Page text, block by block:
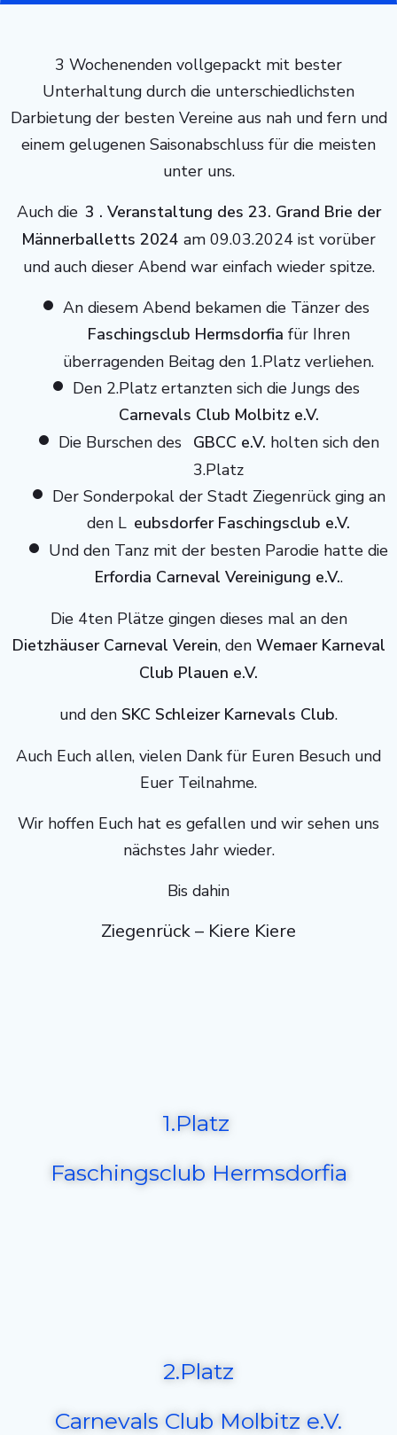
3 Wochenenden vollgepackt mit bester
Unterhaltung durch die unterschiedlichsten
Darbietung der besten Vereine aus nah und fern und
einem gelugenen Saisonabschluss für die meisten
unter uns.
Auch die 3 . Veranstaltung des 23. Grand Brie der
Männerballetts 2024 am 09.03.2024 ist vorüber
und auch dieser Abend war einfach wieder spitze.
An diesem Abend bekamen die Tänzer des
Faschingsclub Hermsdorfia für Ihren
überragenden Beitag den 1.Platz verliehen.
Den 2.Platz ertanzten sich die Jungs des
Carnevals Club Molbitz e.V.
Die Burschen des
GBCC e.V. holten sich den
3.Platz
Der Sonderpokal der Stadt Ziegenrück ging an
den L eubsdorfer Faschingsclub e.V.
Und den Tanz mit der besten Parodie hatte die
Erfordia Carneval Vereinigung e.V..
Die 4ten Plätze gingen dieses mal an den
Dietzhäuser Carneval Verein, den Wemaer Karneval
Club Plauen e.V.
und den SKC Schleizer Karnevals Club.
Auch Euch allen, vielen Dank für Euren Besuch und
Euer Teilnahme.
Wir hoffen Euch hat es gefallen und wir sehen uns
nächstes Jahr wieder.
Bis dahin
Ziegenrück – Kiere Kiere
1.Platz
Faschingsclub Hermsdorfia
2.Platz
Carnevals Club Molbitz e.V.